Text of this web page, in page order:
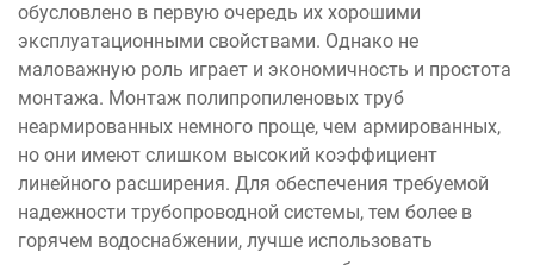
обусловлено в первую очередь их хорошими
эксплуатационными свойствами. Однако не
маловажную роль играет и экономичность и простота
монтажа. Монтаж полипропиленовых труб
неармированных немного проще, чем армированных,
но они имеют слишком высокий коэффициент
линейного расширения. Для обеспечения требуемой
надежности трубопроводной системы, тем более в
горячем водоснабжении, лучше использовать